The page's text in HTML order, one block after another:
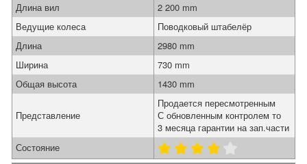
Длина вил
2 200 mm
Ведущие колеса
Поводковый штабелёр
Длина
2980 mm
Ширина
730 mm
Общая высота
1430 mm
Представление
Продается пересмотренным
С обновленным контролем то
3 месяца гарантии на зап.части
Состояние